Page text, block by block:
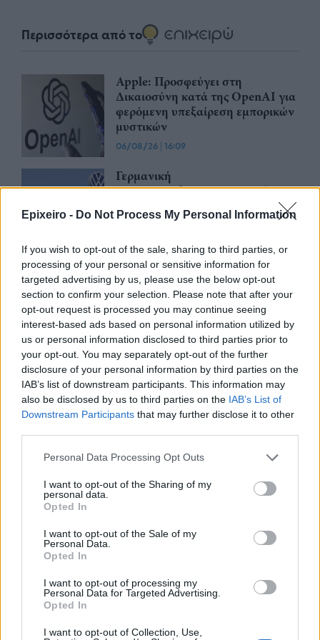
Epixeiro - Do Not Process My Personal Information
If you wish to opt-out of the sale, sharing to third parties, or
processing of your personal or sensitive information for
targeted advertising by us, please use the below opt-out
section to confirm your selection. Please note that after your
opt-out request is processed you may continue seeing
interest-based ads based on personal information utilized by
us or personal information disclosed to third parties prior to
your opt-out. You may separately opt-out of the further
disclosure of your personal information by third parties on the
IAB’s list of downstream participants. This information may
also be disclosed by us to third parties on the IAB’s List of
Downstream Participants that may further disclose it to other
Personal Data Processing Opt Outs
I want to opt-out of the Sharing of my
personal data.
Opted In
I want to opt-out of the Sale of my
Personal Data.
Opted In
I want to opt-out of processing my
Personal Data for Targeted Advertising.
Opted In
I want to opt-out of Collection, Use,
Περισσότερα από το
Apple: Προσφεύγει στη
Δικαιοσύνη κατά της OpenAI για
φερόμενη υπεξαίρεση εμπορικών
μυστικών
06/08/26 | 16:09
Γερμανική
αυτοκινητοβιομηχανία: Μαζικές
περικοπές σε managers από
Volkswagen, Porsche και BMW
«Πράσινο φως» από την Κομισιόν
για τη διαπίστευση του Ελληνικού
Οργανισμού Πληρωμών
03/08/26
ING: Ενίσχυση κερδών κατά 16%
στα 1,95 δισ. ευρώ το δεύτερο
τρίμηνο, ξεπερνώντας τις
προβλέψεις της αγοράς
Η Revolut και η OpenAI
το ChatGPT Go σε εκατομμύρια
δασμών
28/07/26